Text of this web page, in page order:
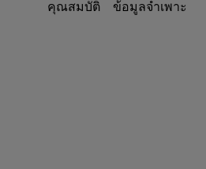
คุณสมบัติ ข้อมูลจำเพาะ